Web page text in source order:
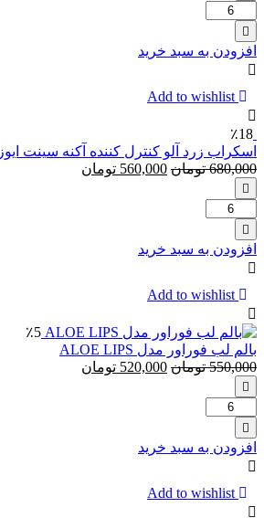
تعداد:
تیغ
یدک
فیوژن
5پروشیلد
عددی
Gillette
Fusion
proshield
افزودن به سبد خرید
Add to wishlist
٪18
اسکراب زرد آلو کنترل کننده آکنه سینت ایوز
680,000 تومان 560,000 تومان
تعداد:
اسکراب
زرد
آلو
کنترل
کننده
آکنه سینت
ایوز
افزودن به سبد خرید
Add to wishlist
٪5
بالم لب فوراور مدل ALOE LIPS
550,000 تومان 520,000 تومان
تعداد:
بالم
لب
فوراور
مدل
ALOE
LIPS
افزودن به سبد خرید
Add to wishlist